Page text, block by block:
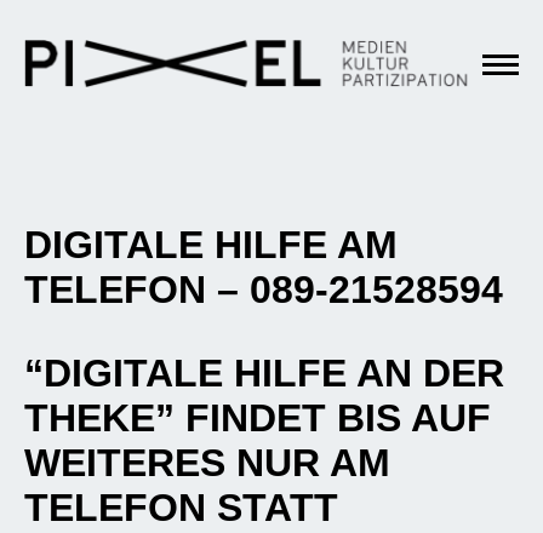
DIGITALE HILFE AM
TELEFON – 089-21528594
“DIGITALE HILFE AN DER
THEKE” FINDET BIS AUF
WEITERES NUR AM
TELEFON STATT